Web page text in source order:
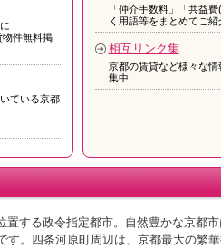
件無料掲
ている京都
「仲介手数料」「共益
く用語等をまとめてご紹
相互リンク集
京都の賃貸など様々な
集中!
する政令指定都市。自然豊かな京都
す。四条河原町周辺は、京都最大の繁